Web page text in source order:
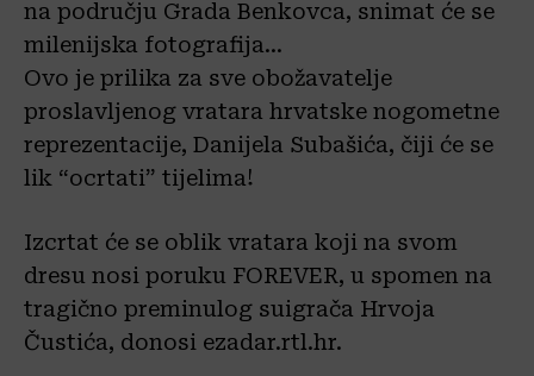
na području Grada Benkovca, snimat će se
milenijska fotografija…
Ovo je prilika za sve obožavatelje
proslavljenog vratara hrvatske nogometne
reprezentacije, Danijela Subašića, čiji će se
lik “ocrtati” tijelima!
Izcrtat će se oblik vratara koji na svom
dresu nosi poruku FOREVER, u spomen na
tragično preminulog suigrača Hrvoja
Čustića, donosi ezadar.rtl.hr.